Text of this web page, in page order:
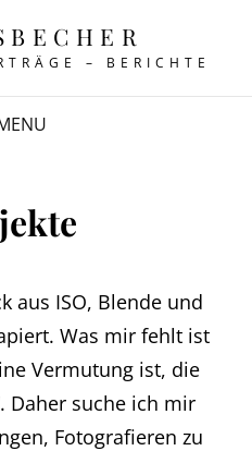
– BERICHTE
aus ISO, Blende und
Was mir fehlt ist
Vermutung ist, die
Daher suche ich mir
Fotografieren zu